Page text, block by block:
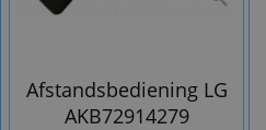
Afstandsbediening LG
AKB72914279